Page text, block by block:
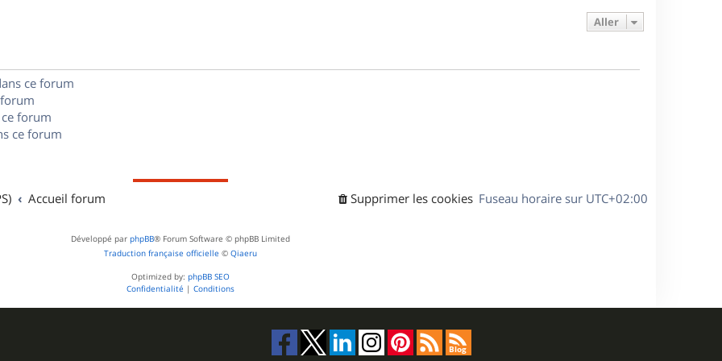
g
s
Aller
ce forum
forum
ce forum
Accueil forum Fuseau horaire sur UTC+02:00
Supprimer les cookies
Développé par phpBB® Forum Software © phpBB Limited
Traduction française officielle © Qiaeru
Optimized by: phpBB SEO
Confidentialité | Conditions